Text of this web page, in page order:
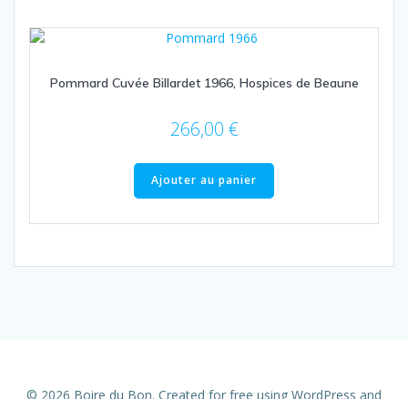
Pommard Cuvée Billardet 1966, Hospices de Beaune
266,00 €
Ajouter au panier
© 2026 Boire du Bon. Created for free using WordPress and